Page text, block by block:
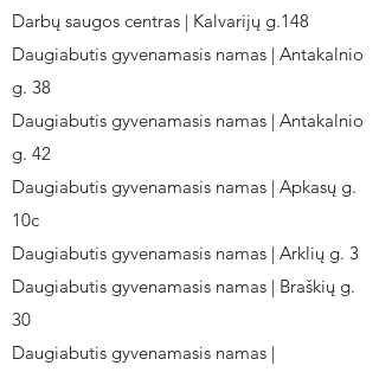
Darbų saugos centras | Kalvarijų g.148
Daugiabutis gyvenamasis namas | Antakalnio
g. 38
Daugiabutis gyvenamasis namas | Antakalnio
g. 42
Daugiabutis gyvenamasis namas | Apkasų g.
10c
Daugiabutis gyvenamasis namas | Arklių g. 3
Daugiabutis gyvenamasis namas | Braškių g.
30
Daugiabutis gyvenamasis namas |